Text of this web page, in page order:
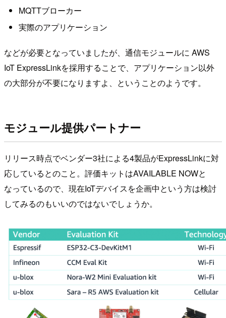
MQTTブローカー
実際のアプリケーション
などが必要となっていましたが、通信モジュールに AWS
IoT ExpressLinkを採用することで、アプリケーション以外
の大部分が不要になりますよ、ということのようです。
モジュール提供パートナー
リリース時点でベンダー3社による4製品がExpressLinkに対
応しているとのこと。評価キットはAVAILABLE NOWと
なっているので、現在IoTデバイスを企画中という方は検討
してみるのもいいのではないでしょうか。